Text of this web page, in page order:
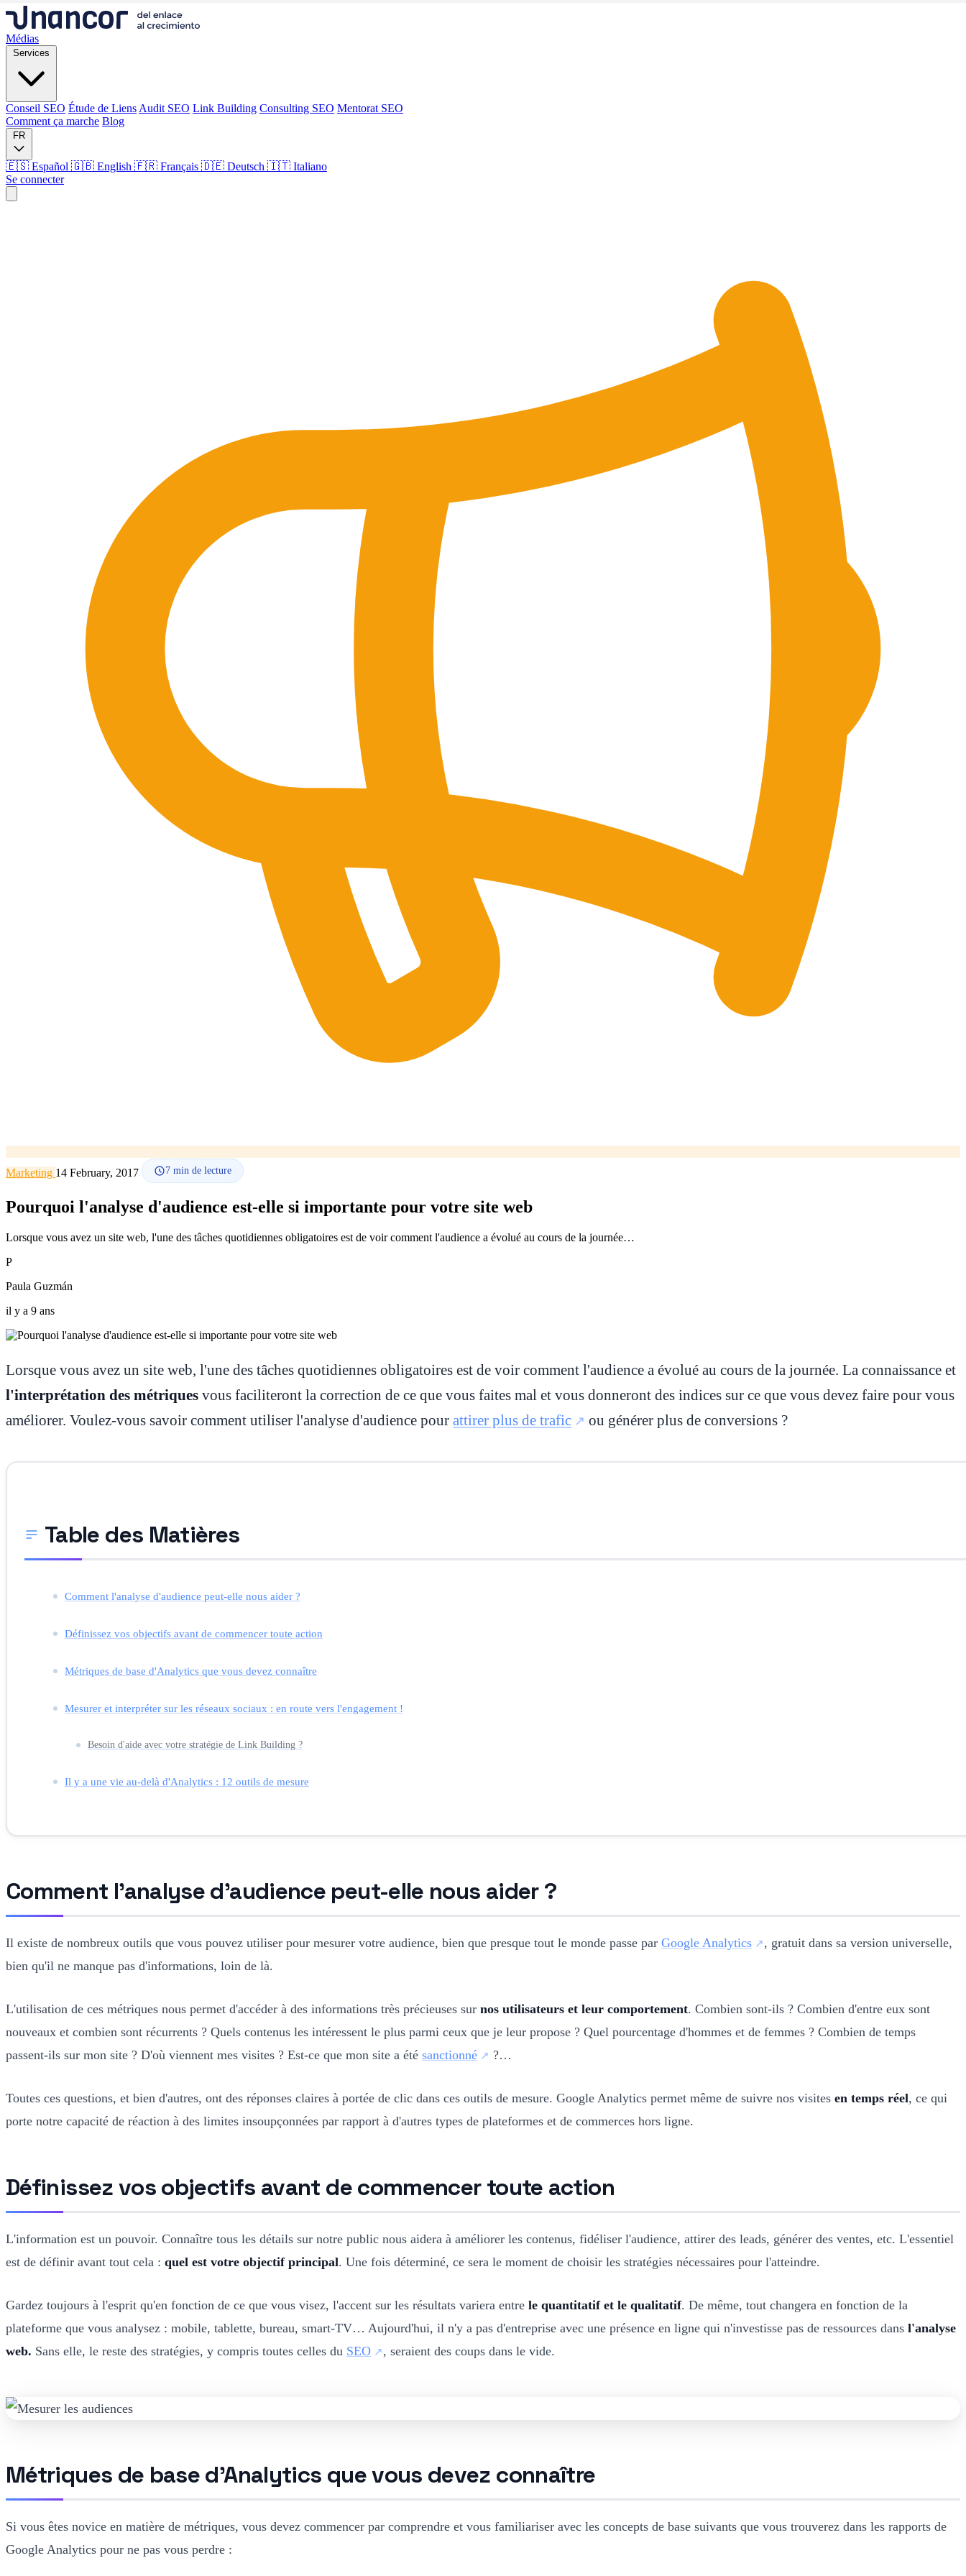
Médias
Services
Conseil SEO Étude de Liens Audit SEO Link Building Consulting SEO Mentorat SEO
Comment ça marche Blog
FR
🇪🇸 Español 🇬🇧 English 🇫🇷 Français 🇩🇪 Deutsch 🇮🇹 Italiano
Se connecter
Marketing 14 February, 2017 7 min de lecture
Pourquoi l'analyse d'audience est-elle si importante pour votre site web
Lorsque vous avez un site web, l'une des tâches quotidiennes obligatoires est de voir comment l'audience a évolué au cours de la journée…
P
Paula Guzmán
il y a 9 ans
Lorsque vous avez un site web, l'une des tâches quotidiennes obligatoires est de voir comment l'audience a évolué au cours de la journée. La connaissance et
l'interprétation des métriques vous faciliteront la correction de ce que vous faites mal et vous donneront des indices sur ce que vous devez faire pour vous
améliorer. Voulez-vous savoir comment utiliser l'analyse d'audience pour attirer plus de trafic ou générer plus de conversions ?
Table des Matières
Comment l'analyse d'audience peut-elle nous aider ?
Définissez vos objectifs avant de commencer toute action
Métriques de base d'Analytics que vous devez connaître
Mesurer et interpréter sur les réseaux sociaux : en route vers l'engagement !
Besoin d'aide avec votre stratégie de Link Building ?
Il y a une vie au-delà d'Analytics : 12 outils de mesure
Comment l'analyse d'audience peut-elle nous aider ?
Il existe de nombreux outils que vous pouvez utiliser pour mesurer votre audience, bien que presque tout le monde passe par Google Analytics
, gratuit dans sa version universelle,
bien qu'il ne manque pas d'informations, loin de là.
L'utilisation de ces métriques nous permet d'accéder à des informations très précieuses sur nos utilisateurs et leur comportement. Combien sont-ils ? Combien d'entre eux sont
nouveaux et combien sont récurrents ? Quels contenus les intéressent le plus parmi ceux que je leur propose ? Quel pourcentage d'hommes et de femmes ? Combien de temps
passent-ils sur mon site ? D'où viennent mes visites ? Est-ce que mon site a été sanctionné ?…
Toutes ces questions, et bien d'autres, ont des réponses claires à portée de clic dans ces outils de mesure. Google Analytics permet même de suivre nos visites en temps réel, ce qui
porte notre capacité de réaction à des limites insoupçonnées par rapport à d'autres types de plateformes et de commerces hors ligne.
Définissez vos objectifs avant de commencer toute action
L'information est un pouvoir. Connaître tous les détails sur notre public nous aidera à améliorer les contenus, fidéliser l'audience, attirer des leads, générer des ventes, etc. L'essentiel
est de définir avant tout cela : quel est votre objectif principal. Une fois déterminé, ce sera le moment de choisir les stratégies nécessaires pour l'atteindre.
Gardez toujours à l'esprit qu'en fonction de ce que vous visez, l'accent sur les résultats variera entre le quantitatif et le qualitatif. De même, tout changera en fonction de la
plateforme que vous analysez : mobile, tablette, bureau, smart-TV… Aujourd'hui, il n'y a pas d'entreprise avec une présence en ligne qui n'investisse pas de ressources dans l'analyse
web. Sans elle, le reste des stratégies, y compris toutes celles du SEO , seraient des coups dans le vide.
Métriques de base d'Analytics que vous devez connaître
Si vous êtes novice en matière de métriques, vous devez commencer par comprendre et vous familiariser avec les concepts de base suivants que vous trouverez dans les rapports de
Google Analytics pour ne pas vous perdre :